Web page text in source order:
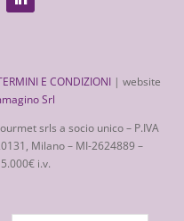
E CONDIZIONI | website
Srl
srls a socio unico – ⁠P.IVA
Milano – MI-2624889 –
i.v.